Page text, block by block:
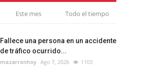
Este mes Todo el tiempo
Fallece una persona en un accidente
de tráfico ocurrido...
mazarronhoy Ago 7, 2026 1103